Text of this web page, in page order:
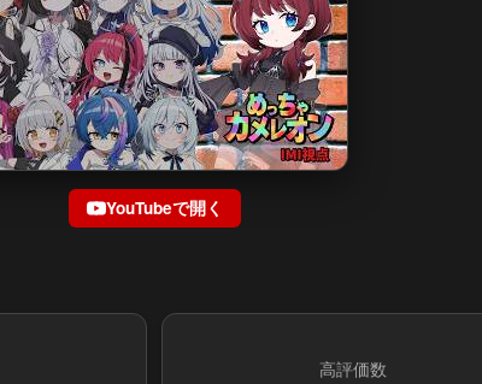
YouTubeで開く
高評価数